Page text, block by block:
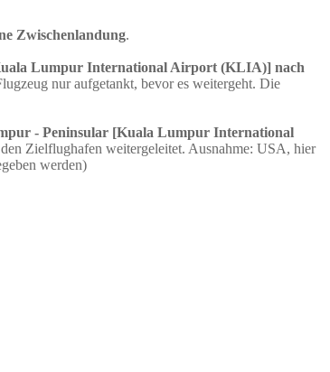
Zwischenlandung.
Lumpur International Airport (KLIA)] nach
nur aufgetankt, bevor es weitergeht. Die
- Peninsular [Kuala Lumpur International
Zielflughafen weitergeleitet. Ausnahme: USA, hier
werden)